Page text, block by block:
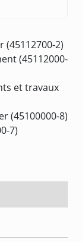
(45112700-2)
(45112000-
et travaux
(45100000-8)
7)